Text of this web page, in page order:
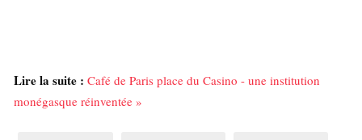
Lire la suite : Café de Paris place du Casino - une institution
monégasque réinventée »